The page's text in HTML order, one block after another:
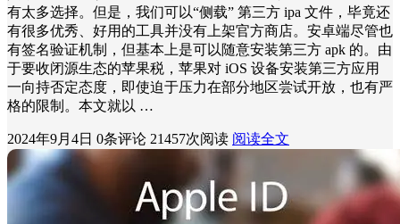
有太多选择。但是，我们可以“侧载” 第三方 ipa 文件，毕竟还
有很多优秀、好用的工具并没有上架官方商店。安卓端尽管也
有签名验证机制，但基本上是可以随意安装第三方 apk 的。由
于要收闭源生态的苹果税，苹果对 iOS 设备安装第三方应用
一向持否定态度，即使迫于压力在部分地区尝试开放，也有严
格的限制。本文就以 …
2024年9月4日 0条评论 21457次阅读 阅读全文